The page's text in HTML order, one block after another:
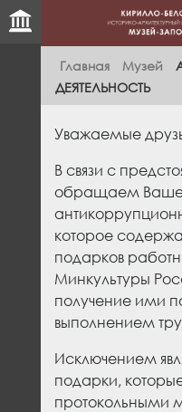
Главная Музей
ДЕЯТЕЛЬНОСТЬ
Уважаемые
В связи с
обращаем Ваше
которое
подарков
Минкультуры
получение ими
выполнением
Исключением
подарки,
протокольными